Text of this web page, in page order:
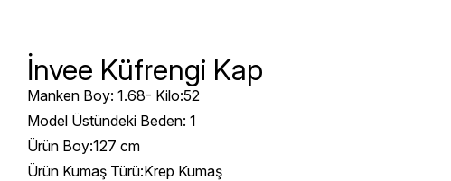
İnvee Küfrengi Kap
Manken Boy: 1.68- Kilo:52
Model Üstündeki Beden: 1
Ürün Boy:127 cm
Ürün Kumaş Türü:Krep Kumaş